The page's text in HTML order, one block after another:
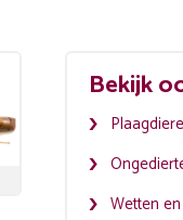
Bekijk
Wetten en